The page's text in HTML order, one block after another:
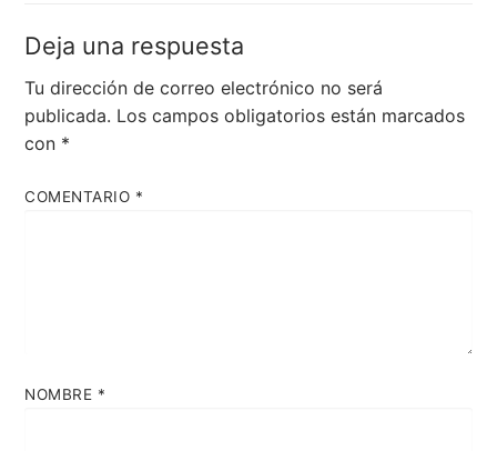
Deja una respuesta
Tu dirección de correo electrónico no será
publicada. Los campos obligatorios están marcados
con *
COMENTARIO *
NOMBRE *